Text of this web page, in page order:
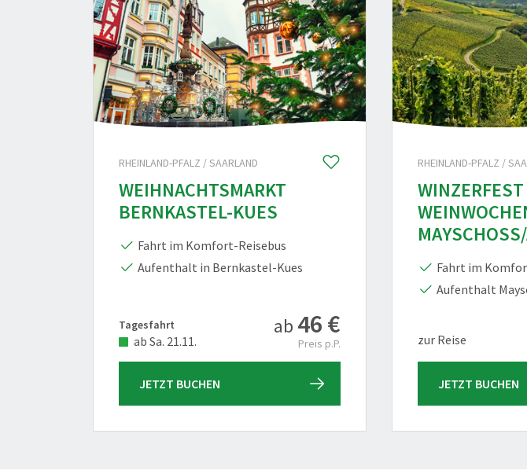
RHEINLAND-PFALZ / SAARLAND
WEIHNACHTSMARKT
BERNKASTEL-KUES
Fahrt im Komfort-Reisebus
Aufenthalt in Bernkastel-Kues
Tagesfahrt
ab Sa. 21.11.
ab 46 €
Preis p.P.
JETZT BUCHEN
RHEINLAND-PFALZ /
Fahrt im
Aufenthalt
zur Reise
JETZT BUCHEN